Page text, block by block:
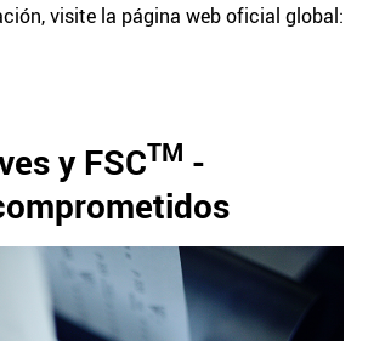
visite la página web oficial global:
y FSCTM -